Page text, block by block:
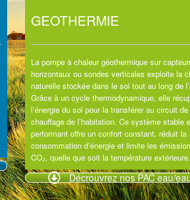
GEOTHERMIE
La pompe à chaleur géothermique sur
horizontaux ou sondes verticales exploite la
naturelle stockée dans le sol tout au long de
Grâce à un cycle thermodynamique, elle
l’énergie du sol pour la transférer au circuit de
chauffage de l’habitation. Ce système stable
performant offre un confort constant, réduit la
consommation d’énergie et limite les
CO₂, quelle que soit la température extérieure.
Décrouvrez nos PAC eau/